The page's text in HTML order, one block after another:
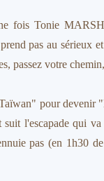
fois Tonie
pas au sérieux
passez votre
pour devenir
l'escapade qui
pas (en 1h30